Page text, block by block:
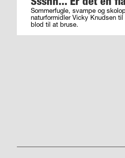
Sommerfugle, svampe og
naturformidler Vicky Knudsen
blod til at bruse.